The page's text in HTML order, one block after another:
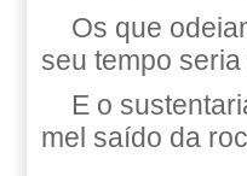
Os que
seu tempo
E o
mel saído da